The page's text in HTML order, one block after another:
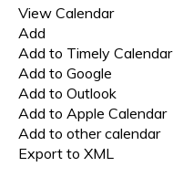
View Calendar
Add
Add to Timely Calendar
Add to Google
Add to Outlook
Add to Apple Calendar
Add to other calendar
Export to XML